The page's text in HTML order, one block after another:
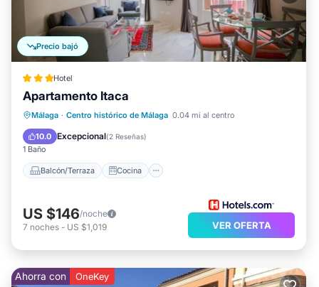
Precio bajó
Hotel
Apartamento Itaca
Málaga · Centro histórico de Málaga 0.04 mi al centro
10.0 Excepcional(2 Reseñas)
1 Baño
Balcón/Terraza Cocina
Balcón/Terraza
Cocina
Aire acondicionado
US $146/noche
7 noches - US $1,019 VER OFERTA
Ahorra con OneKey